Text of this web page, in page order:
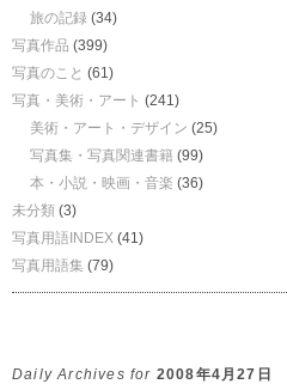
旅の記録 (34)
写真作品 (399)
写真のこと (61)
写真・美術・アート (241)
美術・アート・デザイン (25)
写真集・写真関連書籍 (99)
本・小説・映画・音楽 (36)
未分類 (3)
写真用語INDEX (41)
写真用語集 (79)
Daily Archives for 2008年4月27日